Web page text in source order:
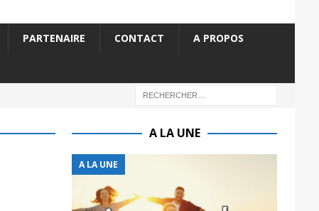
PARTENAIRE CONTACT A PROPOS
A LA UNE
A LA UNE